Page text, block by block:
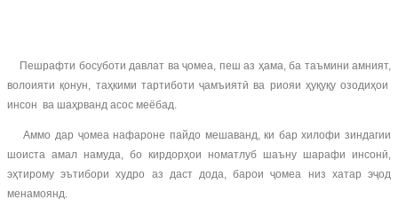
Пешрафти босуботи давлат ва ҷомеа, пеш аз ҳама, ба таъмини амният,
волоияти қонун, таҳкими тартиботи ҷамъиятӣ ва риояи ҳуқуқу озодиҳои
инсон ва шаҳрванд асос меёбад.
Аммо дар ҷомеа нафароне пайдо мешаванд, ки бар хилофи зиндагии
шоиста амал намуда, бо кирдорҳои номатлуб шаъну шарафи инсонӣ,
эҳтирому эътибори худро аз даст дода, барои ҷомеа низ хатар эҷод
менамоянд.